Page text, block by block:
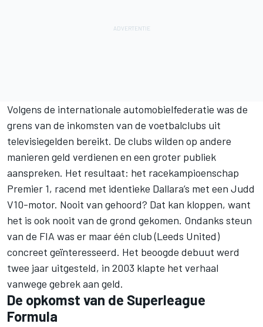
Volgens de internationale automobielfederatie was de
grens van de inkomsten van de voetbalclubs uit
televisiegelden bereikt. De clubs wilden op andere
manieren geld verdienen en een groter publiek
aanspreken. Het resultaat: het racekampioenschap
Premier 1, racend met identieke Dallara’s met een Judd
V10-motor. Nooit van gehoord? Dat kan kloppen, want
het is ook nooit van de grond gekomen. Ondanks steun
van de FIA was er maar één club (Leeds United)
concreet geïnteresseerd. Het beoogde debuut werd
twee jaar uitgesteld, in 2003 klapte het verhaal
vanwege gebrek aan geld.
De opkomst van de Superleague
Formula